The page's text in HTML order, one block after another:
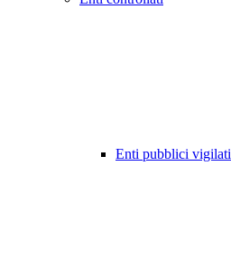
Enti pubblici vigilati